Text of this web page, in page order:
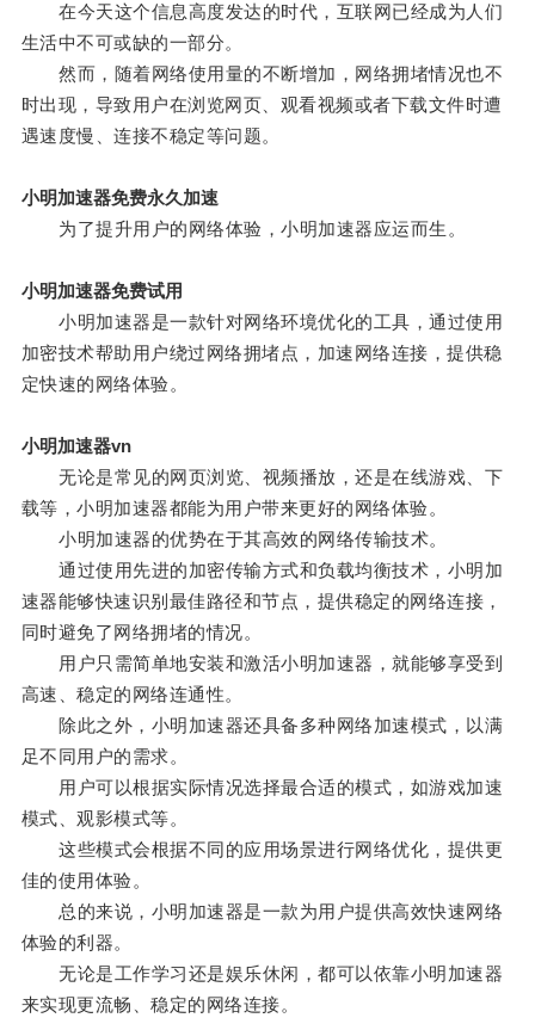
在今天这个信息高度发达的时代，互联网已经成为人们
生活中不可或缺的一部分。
然而，随着网络使用量的不断增加，网络拥堵情况也不
时出现，导致用户在浏览网页、观看视频或者下载文件时遭
遇速度慢、连接不稳定等问题。
小明加速器免费永久加速
为了提升用户的网络体验，小明加速器应运而生。
小明加速器免费试用
小明加速器是一款针对网络环境优化的工具，通过使用
加密技术帮助用户绕过网络拥堵点，加速网络连接，提供稳
定快速的网络体验。
小明加速器vn
无论是常见的网页浏览、视频播放，还是在线游戏、下
载等，小明加速器都能为用户带来更好的网络体验。
小明加速器的优势在于其高效的网络传输技术。
通过使用先进的加密传输方式和负载均衡技术，小明加
速器能够快速识别最佳路径和节点，提供稳定的网络连接，
同时避免了网络拥堵的情况。
用户只需简单地安装和激活小明加速器，就能够享受到
高速、稳定的网络连通性。
除此之外，小明加速器还具备多种网络加速模式，以满
足不同用户的需求。
用户可以根据实际情况选择最合适的模式，如游戏加速
模式、观影模式等。
这些模式会根据不同的应用场景进行网络优化，提供更
佳的使用体验。
总的来说，小明加速器是一款为用户提供高效快速网络
体验的利器。
无论是工作学习还是娱乐休闲，都可以依靠小明加速器
来实现更流畅、稳定的网络连接。